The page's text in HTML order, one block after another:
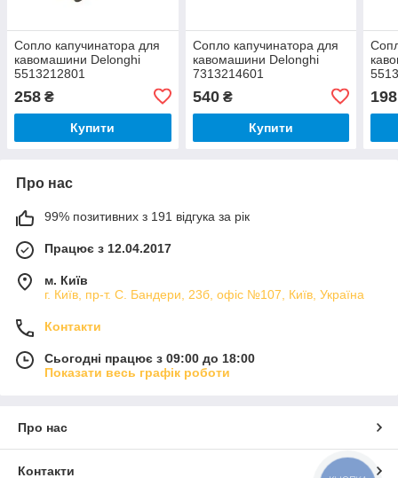
Сопло капучинатора для
кавомашини Delonghi
5513212801
258 ₴
Купити
Сопло капучинатора для
кавомашини Delonghi
7313214601
540₴
Купити
198
Про нас
99% позитивних з 191 відгука за рік
Працює з 12.04.2017
м. Київ
г. Київ, пр-т. С. Бандери, 23б, офіс №107, Київ, Україна
Контакти
Сьогодні працює з 09:00 до 18:00
Показати весь графік роботи
Про нас
Контакти